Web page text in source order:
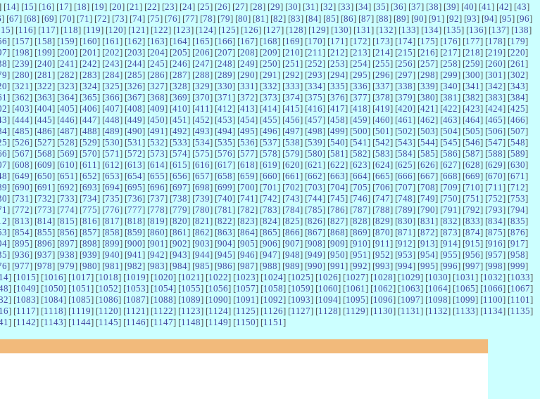
[14] [15] [16] [17] [18] [19] [20] [21 ] [22] [23] [24] [25] [26] [27] [28] [29] [30] [31 ] [32] [33] [34] [35] [36] [37] [38] [39] [40] [41 ] [42] [43]
] [67] [68] [69] [70] [71 ] [72] [73] [74] [75] [76] [77] [78] [79] [80] [81 ] [82] [83] [84] [85] [86] [87] [88] [89] [90] [91 ] [92] [93] [94] [95] [96]
] [116] [117] [118] [119] [120] [121 ] [122] [123] [124] [125] [126] [127] [128] [129] [130] [131 ] [132] [133] [134] [135] [136] [137] [138]
] [157] [158] [159] [160] [161 ] [162] [163] [164] [165] [166] [167] [168] [169] [170] [171 ] [172] [173] [174] [175] [176] [177] [178] [179]
] [198] [199] [200] [201 ] [202] [203] [204] [205] [206] [207] [208] [209] [210] [211 ] [212] [213] [214] [215] [216] [217] [218] [219] [220]
] [239] [240] [241 ] [242] [243] [244] [245] [246] [247] [248] [249] [250] [251 ] [252] [253] [254] [255] [256] [257] [258] [259] [260] [261 ]
] [280] [281 ] [282] [283] [284] [285] [286] [287] [288] [289] [290] [291 ] [292] [293] [294] [295] [296] [297] [298] [299] [300] [301 ] [302]
] [321 ] [322] [323] [324] [325] [326] [327] [328] [329] [330] [331 ] [332] [333] [334] [335] [336] [337] [338] [339] [340] [341 ] [342] [343]
] [362] [363] [364] [365] [366] [367] [368] [369] [370] [371 ] [372] [373] [374] [375] [376] [377] [378] [379] [380] [381 ] [382] [383] [384]
] [403] [404] [405] [406] [407] [408] [409] [410] [411 ] [412] [413] [414] [415] [416] [417] [418] [419] [420] [421 ] [422] [423] [424] [425]
] [444] [445] [446] [447] [448] [449] [450] [451 ] [452] [453] [454] [455] [456] [457] [458] [459] [460] [461 ] [462] [463] [464] [465] [466]
] [485] [486] [487] [488] [489] [490] [491 ] [492] [493] [494] [495] [496] [497] [498] [499] [500] [501 ] [502] [503] [504] [505] [506] [507]
] [526] [527] [528] [529] [530] [531 ] [532] [533] [534] [535] [536] [537] [538] [539] [540] [541 ] [542] [543] [544] [545] [546] [547] [548]
] [567] [568] [569] [570] [571 ] [572] [573] [574] [575] [576] [577] [578] [579] [580] [581 ] [582] [583] [584] [585] [586] [587] [588] [589]
] [608] [609] [610] [611 ] [612] [613] [614] [615] [616] [617] [618] [619] [620] [621 ] [622] [623] [624] [625] [626] [627] [628] [629] [630]
] [649] [650] [651 ] [652] [653] [654] [655] [656] [657] [658] [659] [660] [661 ] [662] [663] [664] [665] [666] [667] [668] [669] [670] [671 ]
] [690] [691 ] [692] [693] [694] [695] [696] [697] [698] [699] [700] [701 ] [702] [703] [704] [705] [706] [707] [708] [709] [710] [711 ] [712]
] [731 ] [732] [733] [734] [735] [736] [737] [738] [739] [740] [741 ] [742] [743] [744] [745] [746] [747] [748] [749] [750] [751 ] [752] [753]
] [772] [773] [774] [775] [776] [777] [778] [779] [780] [781 ] [782] [783] [784] [785] [786] [787] [788] [789] [790] [791 ] [792] [793] [794]
] [813] [814] [815] [816] [817] [818] [819] [820] [821 ] [822] [823] [824] [825] [826] [827] [828] [829] [830] [831 ] [832] [833] [834] [835]
] [854] [855] [856] [857] [858] [859] [860] [861 ] [862] [863] [864] [865] [866] [867] [868] [869] [870] [871 ] [872] [873] [874] [875] [876]
] [895] [896] [897] [898] [899] [900] [901 ] [902] [903] [904] [905] [906] [907] [908] [909] [910] [911 ] [912] [913] [914] [915] [916] [917]
] [936] [937] [938] [939] [940] [941 ] [942] [943] [944] [945] [946] [947] [948] [949] [950] [951 ] [952] [953] [954] [955] [956] [957] [958]
] [977] [978] [979] [980] [981 ] [982] [983] [984] [985] [986] [987] [988] [989] [990] [991 ] [992] [993] [994] [995] [996] [997] [998] [999]
] [1015] [1016] [1017] [1018] [1019] [1020] [1021 ] [1022] [1023] [1024] [1025] [1026] [1027] [1028] [1029] [1030] [1031 ] [1032] [1033]
] [1049] [1050] [1051 ] [1052] [1053] [1054] [1055] [1056] [1057] [1058] [1059] [1060] [1061 ] [1062] [1063] [1064] [1065] [1066] [1067]
] [1083] [1084] [1085] [1086] [1087] [1088] [1089] [1090] [1091 ] [1092] [1093] [1094] [1095] [1096] [1097] [1098] [1099] [1100] [1101 ]
] [1117] [1118] [1119] [1120] [1121 ] [1122] [1123] [1124] [1125] [1126] [1127] [1128] [1129] [1130] [1131 ] [1132] [1133] [1134] [1135]
] [1142] [1143] [1144] [1145] [1146] [1147] [1148] [1149] [1150] [1151 ]